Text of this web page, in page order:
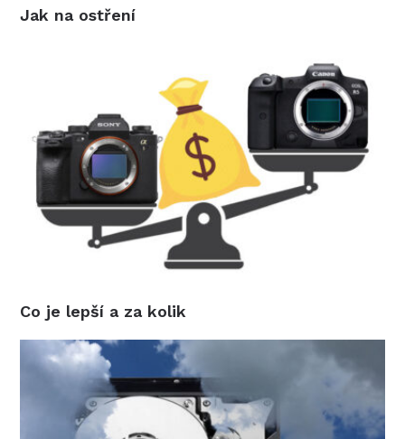
Jak na ostření
Co je lepší a za kolik